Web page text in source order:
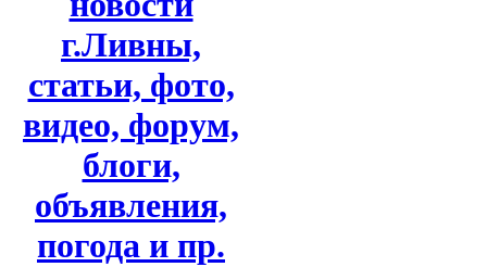
г.Ливны,
статьи, фото,
видео, форум,
блоги,
объявления,
погода и пр.